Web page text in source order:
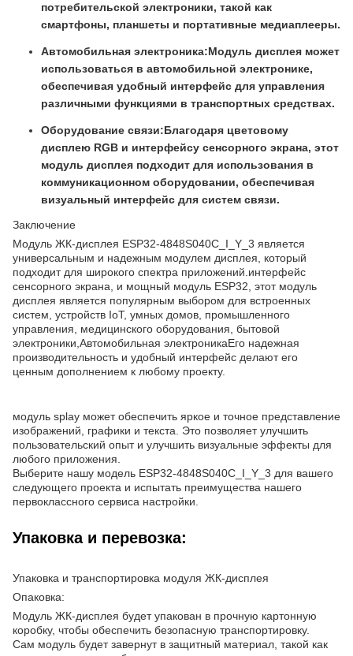
потребительской электроники, такой как
смартфоны, планшеты и портативные медиаплееры.
Автомобильная электроника:Модуль дисплея может
использоваться в автомобильной электронике,
обеспечивая удобный интерфейс для управления
различными функциями в транспортных средствах.
Оборудование связи:Благодаря цветовому
дисплею RGB и интерфейсу сенсорного экрана, этот
модуль дисплея подходит для использования в
коммуникационном оборудовании, обеспечивая
визуальный интерфейс для систем связи.
Заключение
Модуль ЖК-дисплея ESP32-4848S040C_I_Y_3 является
универсальным и надежным модулем дисплея, который
подходит для широкого спектра приложений.интерфейс
сенсорного экрана, и мощный модуль ESP32, этот модуль
дисплея является популярным выбором для встроенных
систем, устройств IoT, умных домов, промышленного
управления, медицинского оборудования, бытовой
электроники,Автомобильная электроникаЕго надежная
производительность и удобный интерфейс делают его
ценным дополнением к любому проекту.
модуль splay может обеспечить яркое и точное представление
изображений, графики и текста. Это позволяет улучшить
пользовательский опыт и улучшить визуальные эффекты для
любого приложения.
Выберите нашу модель ESP32-4848S040C_I_Y_3 для вашего
следующего проекта и испытать преимущества нашего
первоклассного сервиса настройки.
Упаковка и перевозка:
Упаковка и транспортировка модуля ЖК-дисплея
Опаковка:
Модуль ЖК-дисплея будет упакован в прочную картонную
коробку, чтобы обеспечить безопасную транспортировку.
Сам модуль будет завернут в защитный материал, такой как